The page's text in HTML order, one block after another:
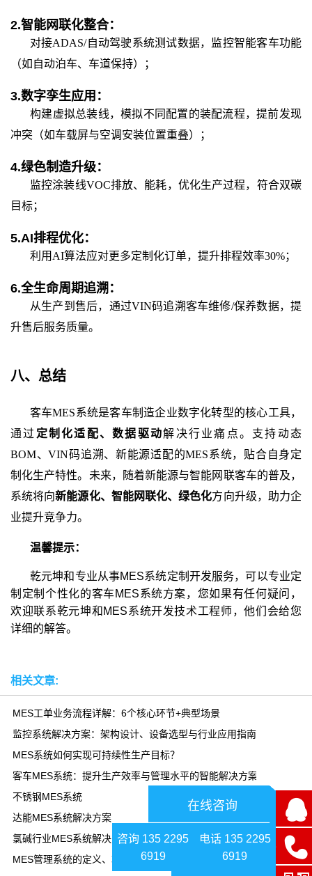
2.智能网联化整合：
对接ADAS/自动驾驶系统测试数据，监控智能客车功能
（如自动泊车、车道保持）；
3.数字孪生应用：
构建虚拟总装线，模拟不同配置的装配流程，提前发现
冲突（如车载屏与空调安装位置重叠）；
4.绿色制造升级：
监控涂装线VOC排放、能耗，优化生产过程，符合双碳
目标；
5.AI排程优化：
利用 AI算法应对更多定制化订单，提升排程效率30%；
6.全生命周期追溯：
从生产到售后，通过VIN码追溯客车维修/保养数据，提
升售后服务质量。
八、 总结
客车MES系统是客车制造企业数字化转型的核心工具，
通过 定制化适配、数据驱动解决行业痛点。支持动态
BOM、VIN码追溯、新能源适配的MES系统，贴合自身定
制化生产特性。未来，随着新能源与智能网联客车的普及，
系统将向新能源化、智能网联化、绿色化方向升级，助力企
业提升竞争力。
温馨提示：
乾元坤和专业从事MES系统定制开发服务，可以专业定
制定制个性化的客车MES系统方案，您如果有任何疑问，
欢迎联系乾元坤和MES系统开发技术工程师，他们会给您
详细的解答。
相关文章:
MES工单业务流程详解：6个核心环节+典型场景
监控系统解决方案：架构设计、设备选型与行业应用指南
MES系统如何实现可持续性生产目标？
客车MES系统：提升生产效率与管理水平的智能解决方案
不锈钢MES系统
达能MES系统解决方案
氯碱行业MES系统解决方案
MES管理系统的定义、功能模块、应用场景、发展趋势全面解析
在线咨询
咨询 135 2295
6919
电话 135 2295
6919